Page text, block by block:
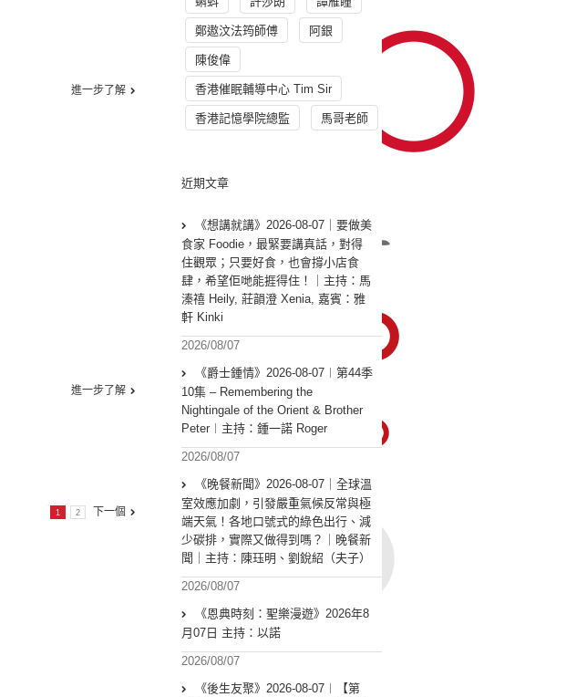
進一步了解
進一步了解
1 2 下一個
鄭遨汶法筠師傅 阿銀
陳俊偉
香港催眠輔導中心 Tim Sir
香港記憶學院總監 馬哥老師
近期文章
《想講就講》2026-08-07｜要做美
食家 Foodie，最緊要講真話，對得
住觀眾；只要好食，也會撐小店食
肆，希望佢哋能捱得住！｜主持：馬
溱禧 Heily, 莊韻澄 Xenia, 嘉賓：雅
軒 Kinki
2026/08/07
《爵士鍾情》2026-08-07︱第44季
10集 – Remembering the
Nightingale of the Orient & Brother
Peter︱主持：鍾一諾 Roger
2026/08/07
《晚餐新聞》2026-08-07｜全球溫
室效應加劇，引發嚴重氣候反常與極
端天氣！各地口號式的綠色出行、減
少碳排，實際又做得到嗎？｜晚餐新
聞｜主持：陳珏明、劉銳紹（夫子）
2026/08/07
《恩典時刻：聖樂漫遊》2026年8
月07日 主持：以諾
2026/08/07
《後生友聚》2026-08-07︱【第